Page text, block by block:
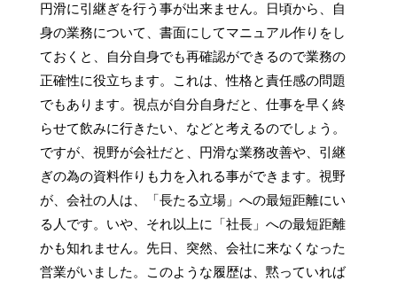
円滑に引継ぎを行う事が出来ません。日頃から、自
身の業務について、書面にしてマニュアル作りをし
ておくと、自分自身でも再確認ができるので業務の
正確性に役立ちます。これは、性格と責任感の問題
でもあります。視点が自分自身だと、仕事を早く終
らせて飲みに行きたい、などと考えるのでしょう。
ですが、視野が会社だと、円滑な業務改善や、引継
ぎの為の資料作りも力を入れる事ができます。視野
が、会社の人は、「長たる立場」への最短距離にい
る人です。いや、それ以上に「社長」への最短距離
かも知れません。先日、突然、会社に来なくなった
営業がいました。このような履歴は、黙っていれば